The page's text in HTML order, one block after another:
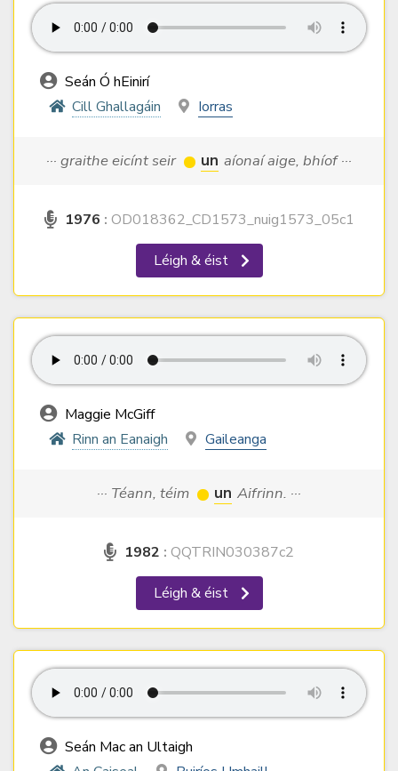
Seán Ó hEinirí
Cill Ghallagáin
Iorras
··· graithe eicínt seir un aíonaí aige, bhíof ···
1976 : OD018362_CD1573_nuig1573_05c1
Léigh & éist
Maggie McGiff
Rinn an Eanaigh
Gaileanga
··· Téann, téim un Aifrinn. ···
1982 : QQTRIN030387c2
Léigh & éist
Seán Mac an Ultaigh